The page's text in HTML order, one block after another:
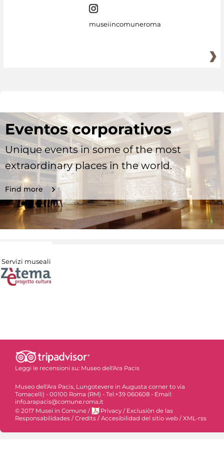
museiincomuneroma
Eventos corporativos
Unique events in some of the most
extraordinary places in the world.
Find more
Servizi museali
Leggi le recensioni su: Museo dell'Ara Pacis
Museo dell'Ara Pacis, Lungotevere in Augusta corner to via
Tomacelli) - 00100 Roma (RM) - Tel.+39 060608 - Email:
info.arapacis@comune.roma.it
© 2017 Musei in Comune / Privacy / Exclusiòn de las
Responsabilidades / Credits / Accesibilidad del sitio web / XML-rss